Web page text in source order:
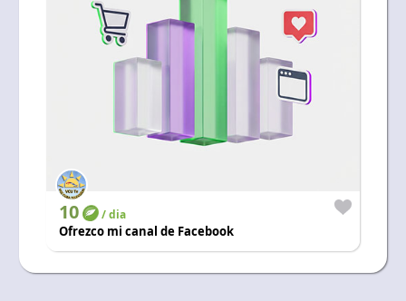
10 / dia
Ofrezco mi canal de Facebook